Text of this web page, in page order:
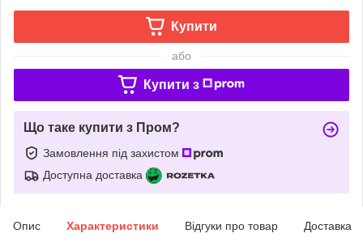
Купити
або
Купити з
Що таке купити з Пром?
Замовлення під захистом
Доступна доставка
Опис Характеристики Відгуки про товар Доставка